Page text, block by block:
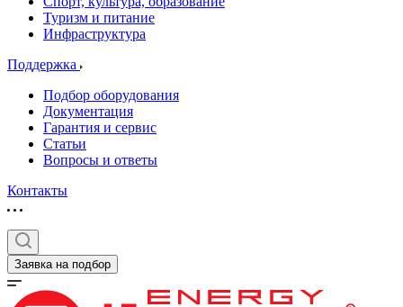
Туризм и питание
Инфраструктура
Поддержка
Подбор оборудования
Документация
Гарантия и сервис
Статьи
Вопросы и ответы
Контакты
Заявка на подбор